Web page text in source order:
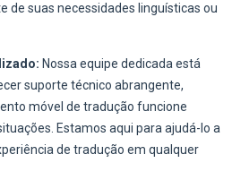
de suas necessidades linguísticas ou
Nossa equipe dedicada está
suporte técnico abrangente,
móvel de tradução funcione
Estamos aqui para ajudá-lo a
de tradução em qualquer